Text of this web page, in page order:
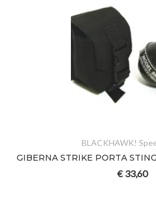
BLACKHAWK!
GIBERNA STRIKE PORTA
€ 33,60